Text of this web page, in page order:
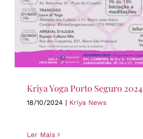
Kriya Yoga Porto Seguro 2024
18/10/2024 | Kriya News
Ler Mais